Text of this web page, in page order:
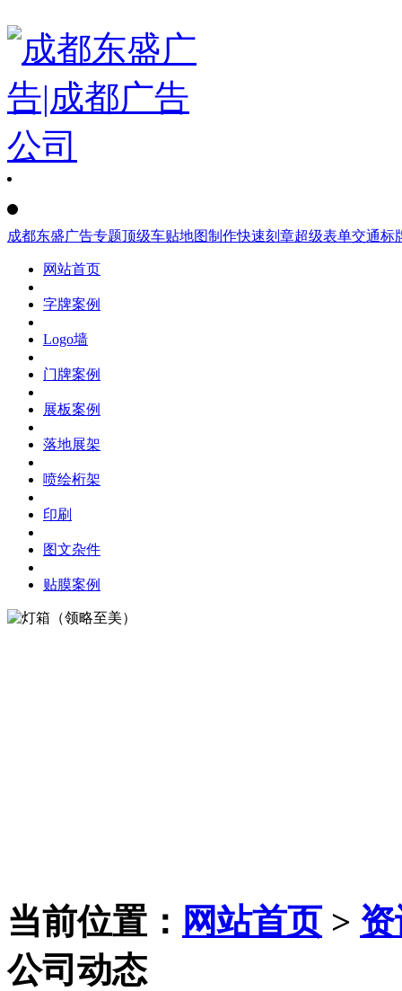
成都东盛广告专题顶级车贴地图制作快速刻章超级表单交通标
网站首页
字牌案例
Logo墙
门牌案例
展板案例
落地展架
喷绘桁架
印刷
图文杂件
贴膜案例
当前位置： 网站首页 >
公司动态